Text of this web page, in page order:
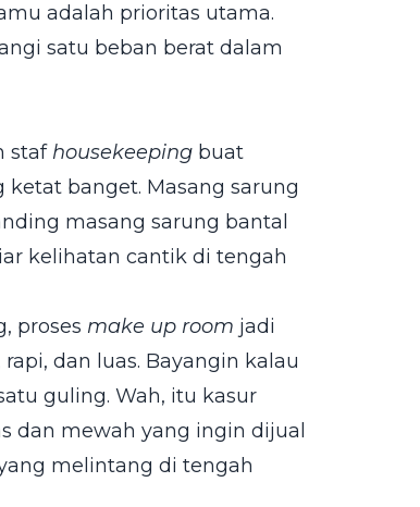
adalah prioritas utama.
satu beban berat dalam
staf housekeeping buat
banget. Masang sarung
masang sarung bantal
kelihatan cantik di tengah
proses make up room jadi
dan luas. Bayangin kalau
guling. Wah, itu kasur
dan mewah yang ingin dijual
melintang di tengah